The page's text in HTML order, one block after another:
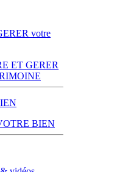
votre
ET GERER
BIEN